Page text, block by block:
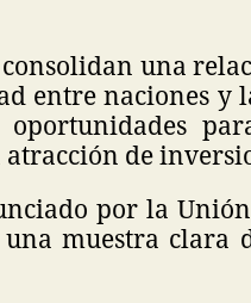
una
entre naciones y
de
por la
muestra clara